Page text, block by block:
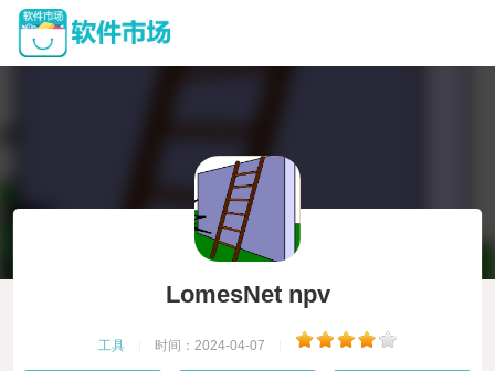
LomesNet npv
工具 时间：2024-04-07